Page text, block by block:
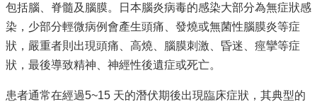
局
科
室
簡
包括腦、脊髓及腦膜。日本腦炎病毒的感染大部分為無症狀感
染，少部分輕微病例會產生頭痛、發燒或無菌性腦膜炎等症
狀，嚴重者則出現頭痛、高燒、腦膜刺激、昏迷、痙攣等症
狀，最後導致精神、神經性後遺症或死亡。
患者通常在經過5~15 天的潛伏期後出現臨床症狀，其典型的